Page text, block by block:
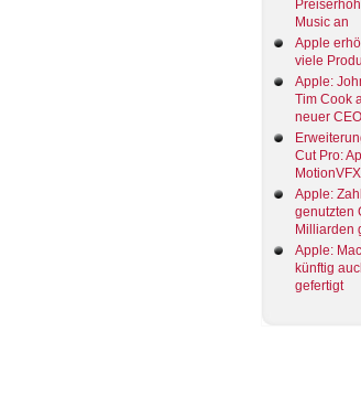
Music an
Apple
viele
Apple:
Tim Cook
neuer CEO
Cut Pro:
MotionVFX
Apple:
genutzten
Milliarden
Apple:
künftig
gefertigt